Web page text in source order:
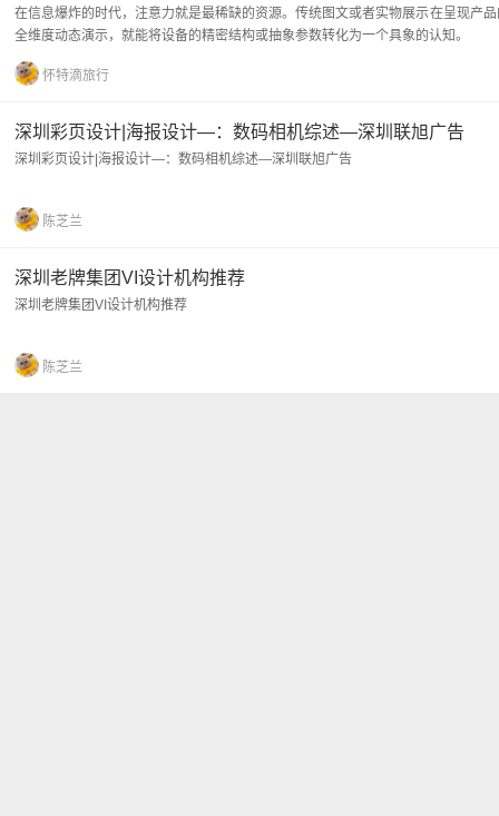
在信息爆炸的时代，注意力就是最稀缺的资源。传统图文或者实物展示在呈现产
全维度动态演示，就能将设备的精密结构或抽象参数转化为一个具象的认知。
怀特滴旅行
深圳彩页设计|海报设计—：数码相机综述—深圳联旭广告
深圳彩页设计|海报设计—：数码相机综述—深圳联旭广告
陈芝兰
深圳老牌集团VI设计机构推荐
深圳老牌集团VI设计机构推荐
陈芝兰